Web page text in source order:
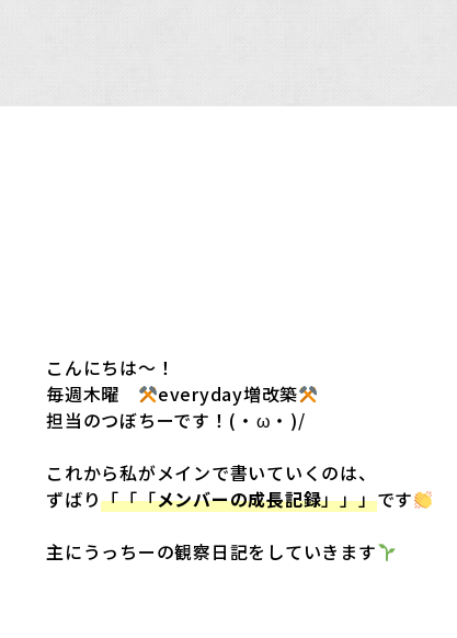
こんにちは〜！
毎週木曜
everyday増改築
担当のつぼちーです！(⁠・⁠ω・⁠)/
これから私がメインで書いていくのは、
ずばり「「「メンバーの成長記録」」」です
主にうっちーの観察日記をしていきます